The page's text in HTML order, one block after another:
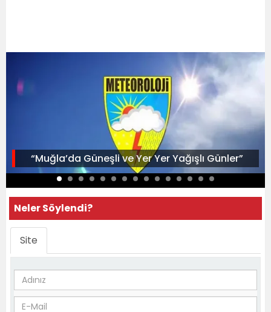
“Muğla’da Güneşli ve Yer Yer Yağışlı Günler”
Neler Söylendi?
Site